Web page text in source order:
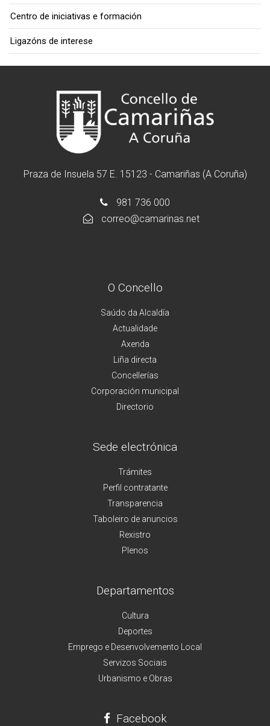
Centro de iniciativas e formación
Ligazóns de interese
Praza de Insuela 57 E. 15123 - Camariñas (A Coruña)
981 736 000
correo@camarinas.net
O Concello
Saúdo da Alcaldía
Actualidade
Axenda
Liña directa
Concellerías
Corporación municipal
Directorio
Sede electrónica
Trámites
Perfil contratante
Transparencia
Taboleiro de anuncios
Rexistro
Plenos
Departamentos
Cultura
Deportes
Emprego e Desenvolvemento Local
Servizos Sociais
Urbanismo e Obras
Facebook